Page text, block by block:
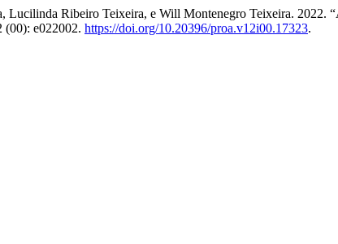
Lucilinda Ribeiro Teixeira, e Will Montenegro Teixeira.
(00): e022002. https://doi.org/10.20396/proa.v12i00.17323.